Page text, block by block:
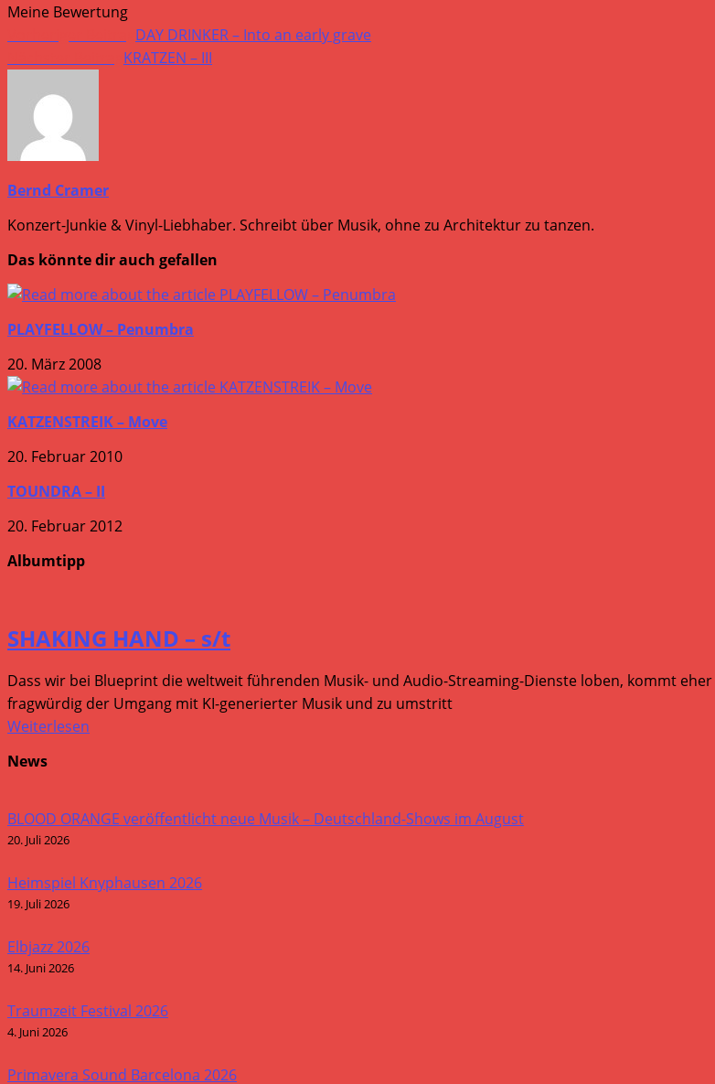
Meine Bewertung
Weitere
Artikel
ansehen
DAY DRINKER – Into an early grave
KRATZEN – III
Bernd Cramer
Konzert-Junkie & Vinyl-Liebhaber. Schreibt über Musik, ohne zu Architektur zu tanzen.
Das könnte dir auch gefallen
PLAYFELLOW – Penumbra
20. März 2008
KATZENSTREIK – Move
20. Februar 2010
TOUNDRA – II
20. Februar 2012
Albumtipp
SHAKING HAND – s/t
Dass wir bei Blueprint die weltweit führenden Musik- und Audio-Streaming-Dienste loben, kommt
fragwürdig der Umgang mit KI-generierter Musik und zu umstritt
Weiterlesen
News
BLOOD ORANGE veröffentlicht neue Musik – Deutschland-Shows im August
20. Juli 2026
Heimspiel Knyphausen 2026
19. Juli 2026
Elbjazz 2026
14. Juni 2026
Traumzeit Festival 2026
4. Juni 2026
Primavera Sound Barcelona 2026